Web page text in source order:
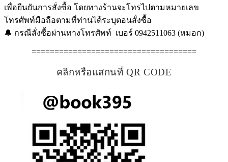
เพื่อยืนยันการสั่งซื้อ โดยทางร้านจะโทรไปตามหมายเลข
โทรศัพท์มือถือตามที่ท่านได้ระบุตอนสั่งซื้อ
🔔 กรณีสั่งซื้อผ่านทางโทรศัพท์ เบอร์ 0942511063 (หมอก)
====================================
คลิกหรือแสกนที่ QR CODE